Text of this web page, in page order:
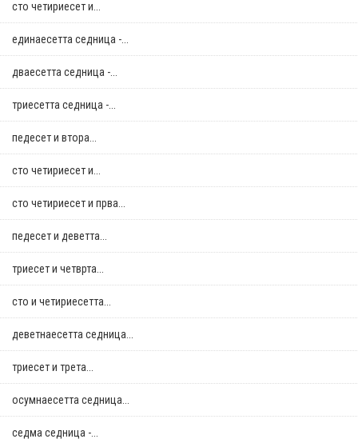
сто четириесет и...
единаесетта седница -...
дваесетта седница -...
триесетта седница -...
педесет и втора...
сто четириесет и...
сто четириесет и прва...
педесет и деветта...
триесет и четврта...
сто и четириесетта...
деветнаесетта седница...
триесет и трета...
осумнaесетта седница...
седма седница -...